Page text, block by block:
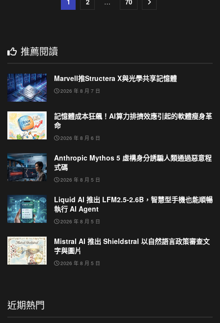
推薦閱讀
Marvell推Structera X與光學共享記憶體
2026 年 8 月 7 日
記憶體成本狂飆！AI算力排擠效應引起的軟體瘦身革
命
2026 年 8 月 6 日
Anthropic Mythos 5 虛構身分誘騙人類通過惡意程
式碼
2026 年 8 月 5 日
Liquid AI 推出 LFM2.5-2.6B，智慧型手機也能順暢
執行 AI Agent
2026 年 8 月 5 日
Mistral AI 推出 Shieldstral 以自然語言政策審查文
字與圖片
2026 年 8 月 5 日
近期熱門